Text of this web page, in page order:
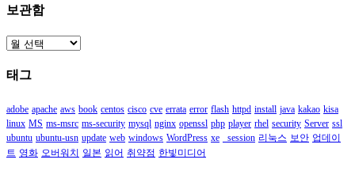
보관함
보
함
태그
adobe apache aws book centos cisco cve errata error flash httpd install java kakao kisa
linux MS ms-msrc ms-security mysql nginx openssl php player rhel security Server ssl
ubuntu ubuntu-usn update web windows WordPress xe _session 리눅스 보안 업데이
트 영화 오버워치 일본 읽어 취약점 한빛미디어